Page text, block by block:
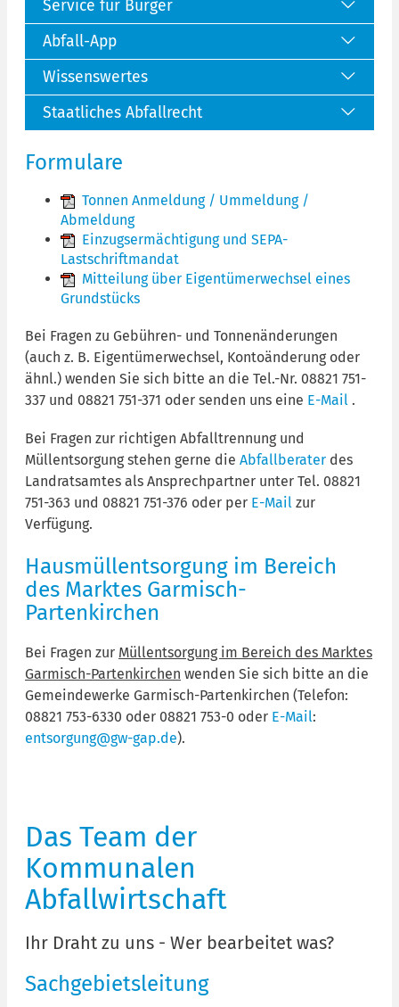
Service für Bürger
Abfall-App
Wissenswertes
Staatliches Abfallrecht
Formulare
Tonnen Anmeldung / Ummeldung /
Abmeldung
Einzugsermächtigung und SEPA-
Lastschriftmandat
Mitteilung über Eigentümerwechsel eines
Grundstücks
Bei Fragen zu Gebühren- und Tonnenänderungen
(auch z. B. Eigentümerwechsel, Kontoänderung oder
ähnl.) wenden Sie sich bitte an die Tel.-Nr. 08821 751-
337 und 08821 751-371 oder senden uns eine E-Mail .
Bei Fragen zur richtigen Abfalltrennung und
Müllentsorgung stehen gerne die Abfallberater des
Landratsamtes als Ansprechpartner unter Tel. 08821
751-363 und 08821 751-376 oder per E-Mail zur
Verfügung.
Hausmüllentsorgung im Bereich
des Marktes Garmisch-
Partenkirchen
Bei Fragen zur Müllentsorgung im Bereich des Marktes
Garmisch-Partenkirchen wenden Sie sich bitte an die
Gemeindewerke Garmisch-Partenkirchen (Telefon:
08821 753-6330 oder 08821 753-0 oder E-Mail:
entsorgung@gw-gap.de).
Das Team der
Kommunalen
Abfallwirtschaft
Ihr Draht zu uns - Wer bearbeitet was?
Sachgebietsleitung